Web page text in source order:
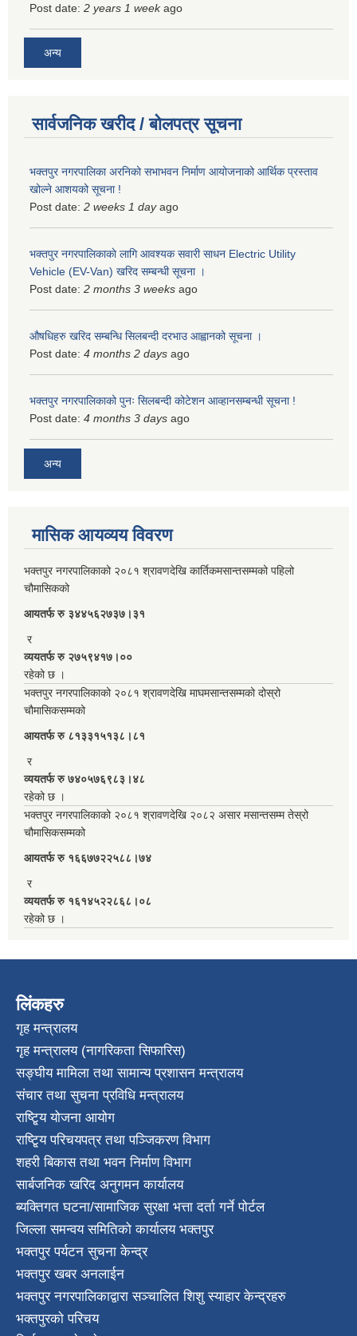
Post date: 2 years 1 weekago
अन्य
सार्वजनिक खरीद / बोलपत्र सूचना
भक्तपुर नगरपालिका अरनिको सभाभवन निर्माण आयोजनाको आर्थिक प्रस्ताव
खोल्ने आशयको सूचना !
Post date: 2 weeks 1 dayago
भक्तपुर नगरपालिकाकाे लागि आवश्यक सवारी साधन Electric Utility
Vehicle (EV-Van) खरिद सम्बन्धी सूचना ।
Post date: 2 months 3 weeks ago
औषधिहरु खरिद सम्बन्धि सिलबन्दी दरभाउ आह्वानको सूचना ।
Post date: 4 months 2 days ago
भक्तपुर नगरपालिकाको पुनः सिलबन्दी कोटेशन आव्हानसम्बन्धी सूचना !
Post date: 4 months 3 days ago
अन्य
मासिक आयव्यय विवरण
भक्तपुर नगरपालिकाको २०८१ श्रावणदेखि कार्तिकमसान्तसम्मको पहिलो
चौमासिकको
आयतर्फ रु‌ ३४४५६२७३७।३१
र
व्ययतर्फ रु २७५९४१७।००
रहेको छ ।
भक्तपुर नगरपालिकाको २०८१ श्रावणदेखि माघमसान्तसम्मको दोस्रो
चौमासिकसम्मको
आयतर्फ रु‌ ८१३३१५१३८।८१
र
व्ययतर्फ रु ७४०५७६९८३।४८
रहेको छ ।
भक्तपुर नगरपालिकाको २०८१ श्रावणदेखि २०८२ असार मसान्तसम्म तेस्रो
चौमासिकसम्मको
आयतर्फ रु‌ १६६७७२२५८८।७४
र
व्ययतर्फ रु १६१४५२२८६८।०८
रहेको छ ।
लिंकहरु
गृह मन्त्रालय
गृह मन्त्रालय (नागरिकता सिफारिस)
सङ्घीय मामिला तथा सामान्य प्रशासन मन्त्रालय
संचार तथा सुचना प्रविधि मन्त्रालय
राष्टि्ृय योजना आयोग
राष्टि्ृय परिचयपत्र तथा पञ्जिकरण विभाग
शहरी बिकास तथा भवन निर्माण विभाग
सार्बजनिक खरिद अनुगमन कार्यालय
ब्यक्तिगत घटना/सामाजिक सुरक्षा भत्ता दर्ता गर्ने पोर्टल
जिल्ला समन्वय समितिको कार्यालय भक्तपुर
भक्तपुर पर्यटन सुचना केन्द्र
भक्तपुर खबर अनलाईन
भक्तपुर नगरपालिकाद्वारा सञ्चालित शिशु स्याहार केन्द्रहरु
भक्तपुरकाे परिचय